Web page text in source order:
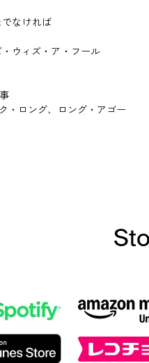
なければ
ウィズ・ア・フール
・ロング、ロング・アゴー